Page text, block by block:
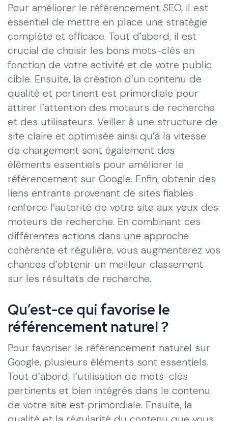
Pour améliorer le référencement SEO, il est
essentiel de mettre en place une stratégie
complète et efficace. Tout d’abord, il est
crucial de choisir les bons mots-clés en
fonction de votre activité et de votre public
cible. Ensuite, la création d’un contenu de
qualité et pertinent est primordiale pour
attirer l’attention des moteurs de recherche
et des utilisateurs. Veiller à une structure de
site claire et optimisée ainsi qu’à la vitesse
de chargement sont également des
éléments essentiels pour améliorer le
référencement sur Google. Enfin, obtenir des
liens entrants provenant de sites fiables
renforce l’autorité de votre site aux yeux des
moteurs de recherche. En combinant ces
différentes actions dans une approche
cohérente et régulière, vous augmenterez vos
chances d’obtenir un meilleur classement
sur les résultats de recherche.
Qu’est-ce qui favorise le
référencement naturel ?
Pour favoriser le référencement naturel sur
Google, plusieurs éléments sont essentiels.
Tout d’abord, l’utilisation de mots-clés
pertinents et bien intégrés dans le contenu
de votre site est primordiale. Ensuite, la